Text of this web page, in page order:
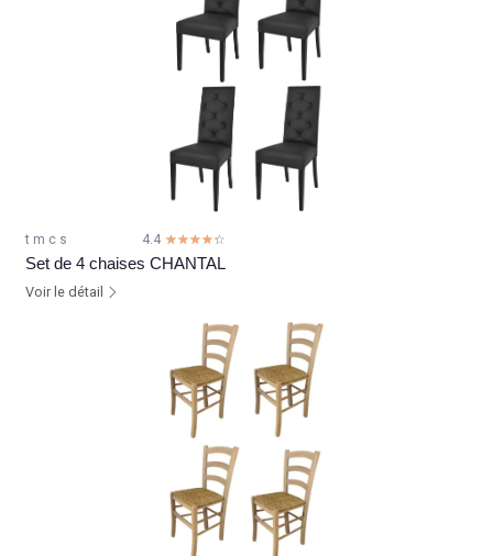
t m c s 4.4 ☆☆☆☆☆
★★★★★
Set de 4 chaises CHANTAL
Voir le détail